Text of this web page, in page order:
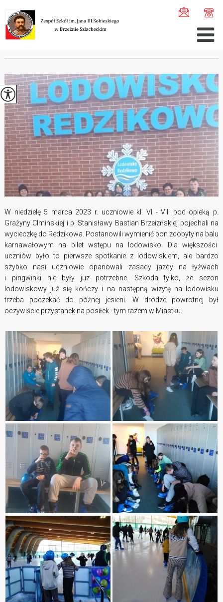
Wyjazd do Redzikowa ...
WYJAZD DO REDZIKOWA
W niedzielę 5 marca 2023 r. uczniowie kl. VI - VIII pod opieką p.
Grażyny CIminskiej i p. Stanisławy Bastian Brzeizńskiej pojechali na
wycieczkę do Redzikowa. Postanowili wymienić bon zdobyty na balu
karnawałowym na bilet wstępu na lodowisko. Dla większości
uczniów było to pierwsze spotkanie z lodowiskiem, ale bardzo
szybko nasi uczniowie opanowali zasady jazdy na łyżwach
i pingwinki nie były juz potrzebne. Szkoda tylko, że sezon
lodowiskowy już się kończy i na następną wizytę na lodowisku
trzeba poczekać do późnej jesieni. W drodze powrotnej był
oczywiście przystanek na posiłek - tym razem w Miastku.